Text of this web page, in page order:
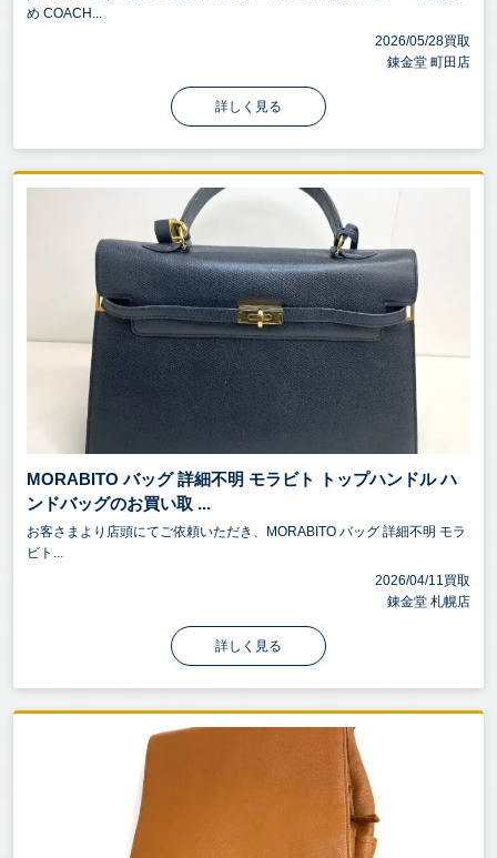
め COACH...
2026/05/28買取
錬金堂 町田店
詳しく見る
MORABITO バッグ 詳細不明 モラビト トップハンドル ハ
ンドバッグのお買い取 ...
お客さまより店頭にてご依頼いただき、MORABITO バッグ 詳細不明 モラ
ビト...
2026/04/11買取
錬金堂 札幌店
詳しく見る